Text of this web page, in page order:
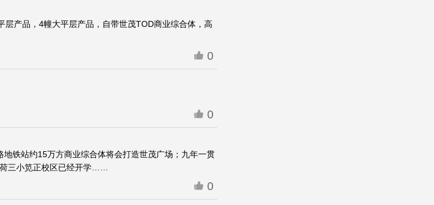
产品，4幢大平层产品，自带世茂TOD商业综合体，高
0
0
铁站约15万方商业综合体将会打造世茂广场；九年一贯
三小笕正校区已经开学……
0